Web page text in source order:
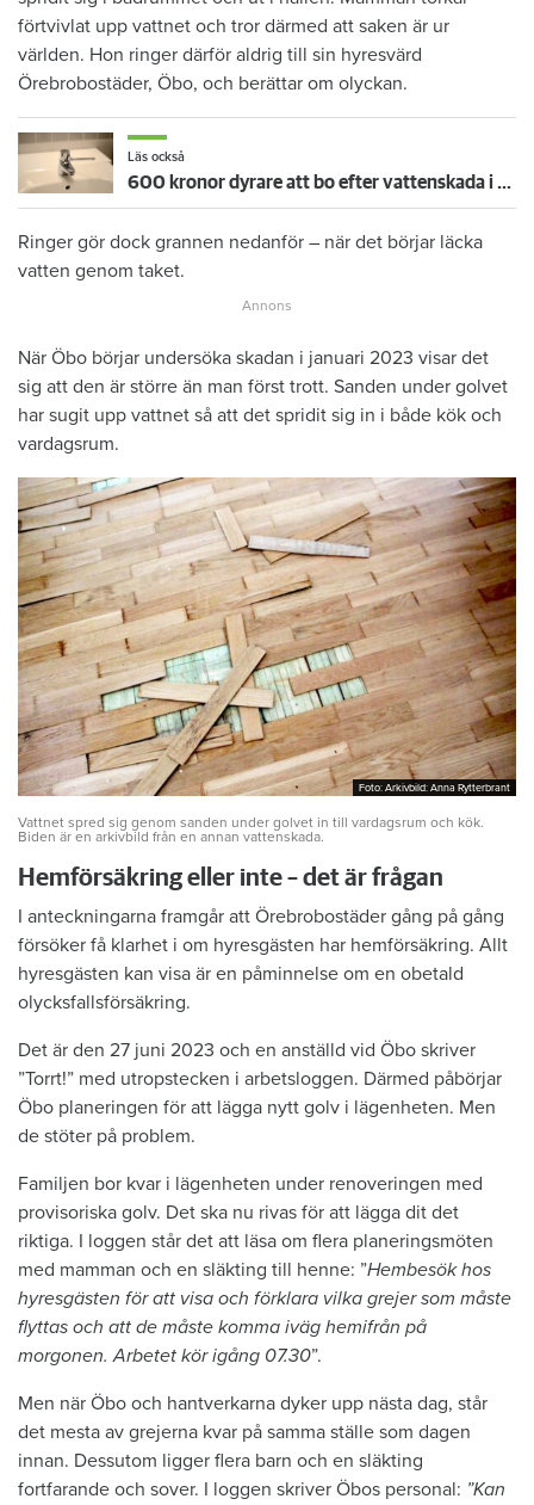
förtvivlat upp vattnet och tror därmed att saken är ur
världen. Hon ringer därför aldrig till sin hyresvärd
Örebrobostäder, Öbo, och berättar om olyckan.
Läs också
600 kronor dyrare att bo efter vattenskada i Varberg
Ringer gör dock grannen nedanför – när det börjar läcka
vatten genom taket.
När Öbo börjar undersöka skadan i januari 2023 visar det
sig att den är större än man först trott. Sanden under golvet
har sugit upp vattnet så att det spridit sig in i både kök och
vardagsrum.
Foto: Arkivbild: Anna Rytterbrant
Foto: Arkivbild: Anna Rytterbrant
Vattnet spred sig genom sanden under golvet in till vardagsrum och kök.
Biden är en arkivbild från en annan vattenskada.
Hemförsäkring eller inte – det är frågan
I anteckningarna framgår att Örebrobostäder gång på gång
försöker få klarhet i om hyresgästen har hemförsäkring. Allt
hyresgästen kan visa är en påminnelse om en obetald
olycksfallsförsäkring.
Det är den 27 juni 2023 och en anställd vid Öbo skriver
”Torrt!” med utropstecken i arbetsloggen. Därmed påbörjar
Öbo planeringen för att lägga nytt golv i lägenheten. Men
de stöter på problem.
Familjen bor kvar i lägenheten under renoveringen med
provisoriska golv. Det ska nu rivas för att lägga dit det
riktiga. I loggen står det att läsa om flera planeringsmöten
med mamman och en släkting till henne: ”Hembesök hos
hyresgästen för att visa och förklara vilka grejer som måste
flyttas och att de måste komma iväg hemifrån på
morgonen. Arbetet kör igång 07.30”.
Men när Öbo och hantverkarna dyker upp nästa dag, står
det mesta av grejerna kvar på samma ställe som dagen
innan. Dessutom ligger flera barn och en släkting
fortfarande och sover. I loggen skriver Öbos personal: ”Kan